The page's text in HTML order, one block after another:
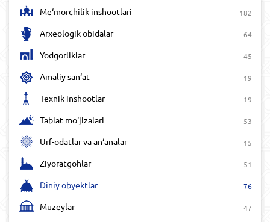
Me‘morchilik inshootlari 182
Arxeologik obidalar 64
Yodgorliklar 45
Amaliy san‘at 19
Texnik inshootlar 19
Tabiat mo‘jizalari 53
Urf-odatlar va an‘analar 15
Ziyoratgohlar 51
Diniy obyektlar 76
Muzeylar 47